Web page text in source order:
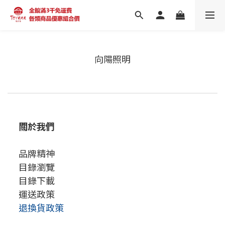
向陽照明
關於我們
品牌精神
目錄瀏覽
目錄下載
運送政策
退換貨政策